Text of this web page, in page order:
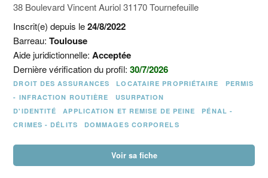
38 Boulevard Vincent Auriol 31170 Tournefeuille
Inscrit(e) depuis le24/8/2022
Barreau:Toulouse
Aide juridictionnelle:Acceptée
Dernière vérification du profil:30/7/2026
DROIT DES ASSURANCES LOCATAIRE PROPRIÉTAIRE
PERMIS
- INFRACTION ROUTIÈRE
USURPATION
D'IDENTITÉ
APPLICATION ET REMISE DE PEINE
PÉNAL -
CRIMES - DÉLITS
DOMMAGES CORPORELS
Voir sa fiche